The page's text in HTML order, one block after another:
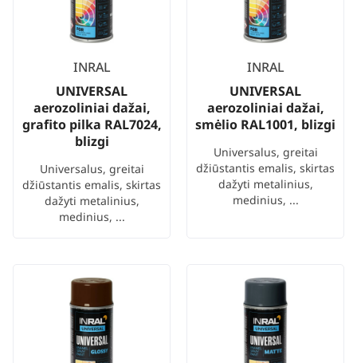
INRAL
UNIVERSAL
aerozoliniai dažai,
grafito pilka RAL7024,
blizgi
Universalus, greitai
džiūstantis emalis, skirtas
dažyti metalinius,
medinius, ...
INRAL
UNIVERSAL
aerozoliniai dažai,
smėlio RAL1001, blizgi
Universalus, greitai
džiūstantis emalis, skirtas
dažyti metalinius,
medinius, ...